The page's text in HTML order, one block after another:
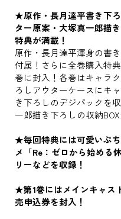
★原作・長月達平書き下
ター原案・大塚真一郎描
特典が満載！
原作・長月達平渾身の書
付属！さらに全巻購入特
巻に封入！各巻はキャラ
ろしアウターケースにキ
き下ろしのデジパックを
一郎描き下ろしの収納BOX
★毎回特典には可愛いぷ
メ「Re：ゼロから始める
リーなどを収録！
★第1巻にはメインキャス
売申込券を封入！